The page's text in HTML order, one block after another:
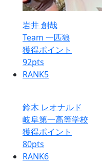
岩井 創哉
Team 一匹狼
獲得ポイント
92pts
RANK5
鈴木 レオナルド
岐阜第一高等学校
獲得ポイント
80pts
RANK6